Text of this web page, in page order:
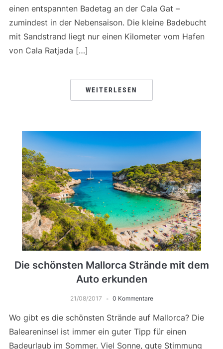
einen entspannten Badetag an der Cala Gat –
zumindest in der Nebensaison. Die kleine Badebucht
mit Sandstrand liegt nur einen Kilometer vom Hafen
von Cala Ratjada […]
WEITERLESEN
Die schönsten Mallorca Strände mit dem
Auto erkunden
21/08/2017 0 Kommentare
Wo gibt es die schönsten Strände auf Mallorca? Die
Baleareninsel ist immer ein guter Tipp für einen
Badeurlaub im Sommer. Viel Sonne, gute Stimmung